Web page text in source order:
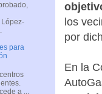
los
por
En la
para
a ...